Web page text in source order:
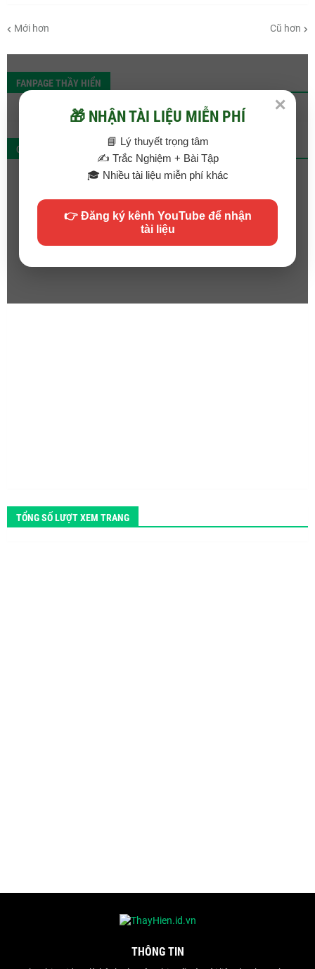
Mới hơn Cũ hơn
✕
🎁 NHẬN TÀI LIỆU MIỄN PHÍ
📘 Lý thuyết trọng tâm
✍️ Trắc Nghiệm + Bài Tập
🎓 Nhiều tài liệu miễn phí khác
👉 Đăng ký kênh YouTube để nhận
tài liệu
FANPAGE THẦY HIỂN
QC
TỔNG SỐ LƯỢT XEM TRANG
THÔNG TIN